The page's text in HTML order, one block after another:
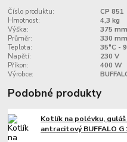
Číslo produktu:
CP 851
Hmotnost:
4,3 kg
Výška:
375 mm
Průměr:
330 mm
Teplota:
35°C -
Napětí:
230 V
Příkon:
400 W
Výrobce:
Podobné produkty
Kotlík na polévku, guláš
antracitový BUFFALO G